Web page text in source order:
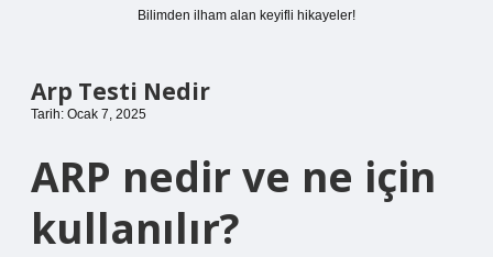
Bilimden ilham alan keyifli hikayeler!
Arp Testi Nedir
Tarih: Ocak 7, 2025
ARP nedir ve ne için
kullanılır?